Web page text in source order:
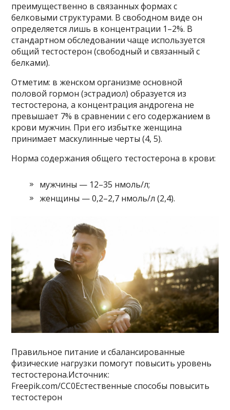
преимущественно в связанных формах с
белковыми структурами. В свободном виде он
определяется лишь в концентрации 1–2%. В
стандартном обследовании чаще используется
общий тестостерон (свободный и связанный с
белками).
Отметим: в женском организме основной
половой гормон (эстрадиол) образуется из
тестостерона, а концентрация андрогена не
превышает 7% в сравнении с его содержанием в
крови мужчин. При его избытке женщина
принимает маскулинные черты (4, 5).
Норма содержания общего тестостерона в крови:
мужчины — 12–35 нмоль/л;
женщины — 0,2–2,7 нмоль/л (2,4).
Правильное питание и сбалансированные
физические нагрузки помогут повысить уровень
тестостерона.Источник:
Freepik.com/CC0Естественные способы повысить
тестостерон